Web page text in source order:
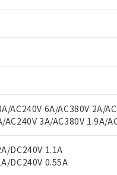
AC240V 6A/AC380V 2A/
3A/AC380V 1.9A/
DC240V 1.1A
DC240V 0.55A
えご利用ください。
、記載している更新日時
客様のお取引先、または
売拠点は「 販売ネットワーク
ービス）をご利用いただ
カドミウム(Cd) 100ppm以下、
(DIBP) 1000ppm以下
る意図的な使用がないことを確認し
の基準値以下であること
の基準値を超えていること
問い合わせください。
ェニル類) : 1000ppm、 PBDEs(ポ
基準値以下であることを示
物質が外部に漏えいし、環
場合は、日本国政府の輸
完全に破砕するなど、違
ル、化学兵器、生物兵器
る場合は、上記1、2およ
わる関係者が違法に輸出
り
いては、お客様のお取引先
確認ください)